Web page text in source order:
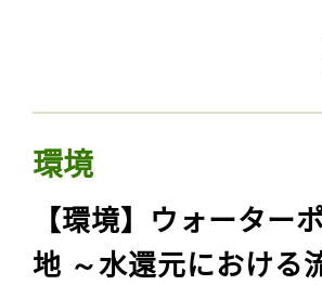
環境
【環境】ウォーター
地 ～水還元における